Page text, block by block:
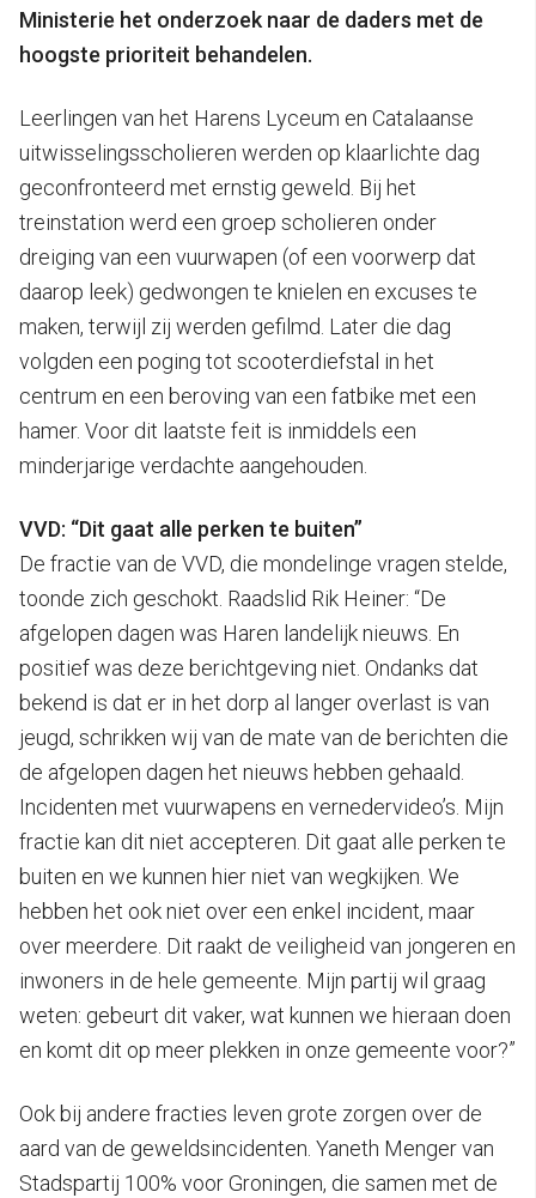
Ministerie het onderzoek naar de daders met de
hoogste prioriteit behandelen.
Leerlingen van het Harens Lyceum en Catalaanse
uitwisselingsscholieren werden op klaarlichte dag
geconfronteerd met ernstig geweld. Bij het
treinstation werd een groep scholieren onder
dreiging van een vuurwapen (of een voorwerp dat
daarop leek) gedwongen te knielen en excuses te
maken, terwijl zij werden gefilmd. Later die dag
volgden een poging tot scooterdiefstal in het
centrum en een beroving van een fatbike met een
hamer. Voor dit laatste feit is inmiddels een
minderjarige verdachte aangehouden.
VVD: “Dit gaat alle perken te buiten”
De fractie van de VVD, die mondelinge vragen stelde,
toonde zich geschokt. Raadslid Rik Heiner: “De
afgelopen dagen was Haren landelijk nieuws. En
positief was deze berichtgeving niet. Ondanks dat
bekend is dat er in het dorp al langer overlast is van
jeugd, schrikken wij van de mate van de berichten die
de afgelopen dagen het nieuws hebben gehaald.
Incidenten met vuurwapens en vernedervideo’s. Mijn
fractie kan dit niet accepteren. Dit gaat alle perken te
buiten en we kunnen hier niet van wegkijken. We
hebben het ook niet over een enkel incident, maar
over meerdere. Dit raakt de veiligheid van jongeren en
inwoners in de hele gemeente. Mijn partij wil graag
weten: gebeurt dit vaker, wat kunnen we hieraan doen
en komt dit op meer plekken in onze gemeente voor?”
Ook bij andere fracties leven grote zorgen over de
aard van de geweldsincidenten. Yaneth Menger van
Stadspartij 100% voor Groningen, die samen met de